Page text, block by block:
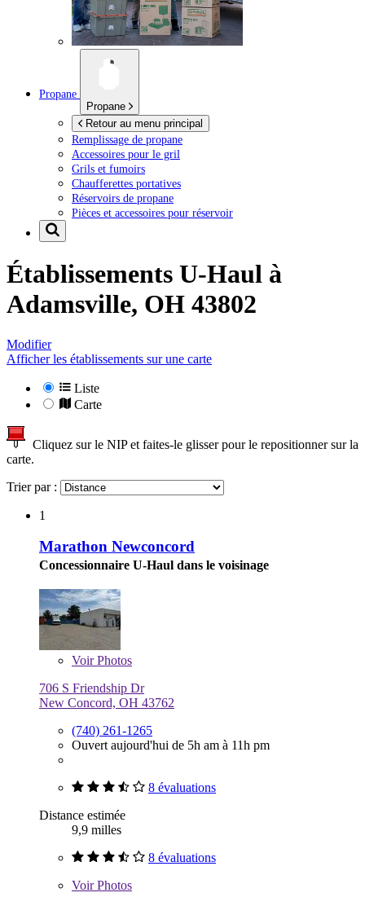
Propane
Propane
Retour au menu principal
Remplissage de propane
Accessoires pour le gril
Grils et fumoirs
Chaufferettes portatives
Réservoirs de propane
Pièces et accessoires pour réservoir
Établissements U-Haul à
Adamsville, OH 43802
Modifier
Afficher les établissements sur une carte
Liste
Carte
Cliquez sur le NIP et faites-le glisser pour le repositionner sur la
carte.
Trier par :
1
Marathon Newconcord
Concessionnaire U-Haul dans le voisinage
VoirPhotos
706 S Friendship Dr
New Concord, OH 43762
(740) 261-1265
Ouvert aujourd'hui de 5h am à 11h pm
8 évaluations
Distance estimée
9,9 milles
8 évaluations
VoirPhotos